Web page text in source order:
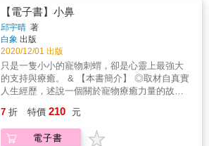
我是一隻勇於接受挑戰的蜂鳥，很開心飛行萬
里來到這裡和他們短暫相聚。」——〈大地的
母親〉「往往很多人急著付出友善與熱情，卻
忽略對方真正需要的。」——〈美國超市〉
「我走在綿延不絕的蒼茫大地，聽著遠方鳥鳴
的韻律，想像古印第安人在這裡交易的喧鬧
聲、西班牙探險者彼此盔甲的碰撞聲、還有數
以千計的貨車曾經駛過的步道，以及延續至今
放牧牛群的景象。」——〈佩斯科〉※第三輯
「十一月」，隨著入冬與道別來臨，圖與文字
都有種蕭瑟與不捨之感。「他每次看到我總會
夠一再翻看，讓故事耐得起重看而不單調枯
燥，不會在反覆結構上讓人覺得厭煩，就要讓
讀者在每一次翻看都會發現新的東西，就必須
在畫面上做出趣味。 我總練習讓自己是在視覺
上、而不是在情節上做趣味，即使是重複的結
構，畫面上卻擁有不同的感觸。
&mdash;&mdash;〈趣味需要表現在畫面上，
事） 透過不斷創作去摸索不同作品的需求，努
邊做一邊試驗主題和形式，不斷從實作中去挑
自然的美好與巨大，以及爺爺與孫子之間不必
言明的雋永之情。 「爺爺，就剩下一棵草
了。」我有點懊喪地說。 「天黑了，走吧。」
爺爺說著，彎腰推起了小車。 我舉著那棵草，
跟著爺爺走了一會兒，就把它隨手扔在堤下淡
黃色的暮色中了。 剛滿七歲的星兒與爺爺出門
去割草工作，這是準備要賣錢換取他們一家重
要的家計收入之一。割草的途中，河堤美好恢
弘的景色，一整片望去滿滿的高粱田、玉米
&hellip;&hellip;當狂風起黑雲卷時，幾乎要把星
【電子書】小鼻
邱宇晴 著
白象 出版
2020/12/01 出版
只是一隻小小的寵物刺蝟，卻是心靈上最強大
的支持與療癒。 & 【本書簡介】 ◎取材自真實
人生經歷，述說一個關於寵物療癒力量的故
類與寵物之間最真摯的情感。 & 一本成人兒童
繪本，透過夢境的方式彼此易位觀察， 並得到
相互關愛的答案，以及生活下去的情懷。 &
7 折 特價 210 元
電子書